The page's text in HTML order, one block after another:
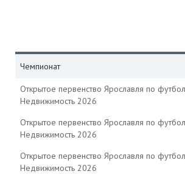
Чемпионат
Открытое первенство Ярославля по
Недвижимость 2026
Открытое первенство Ярославля по
Недвижимость 2026
Открытое первенство Ярославля по
Недвижимость 2026